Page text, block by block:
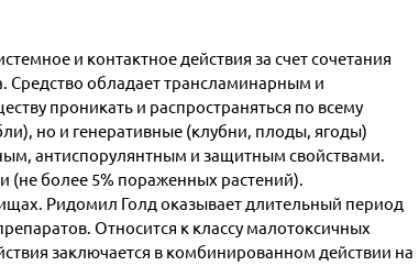
и контактное действия за счет сочетания
Средство обладает трансламинарным и
проникать и распространяться по всему
но и генеративные (клубни, плоды, ягоды)
антиспорулянтным и защитным свойствами.
(не более 5% пораженных растений).
Ридомил Голд оказывает длительный период
Относится к классу малотоксичных
заключается в комбинированном действии на